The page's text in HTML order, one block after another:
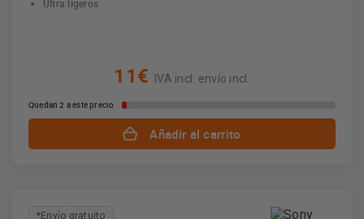
Ultra ligeros
11€ IVA incl. envío incl.
Quedan 2 a este precio
Añadir al carrito
*Envío gratuito